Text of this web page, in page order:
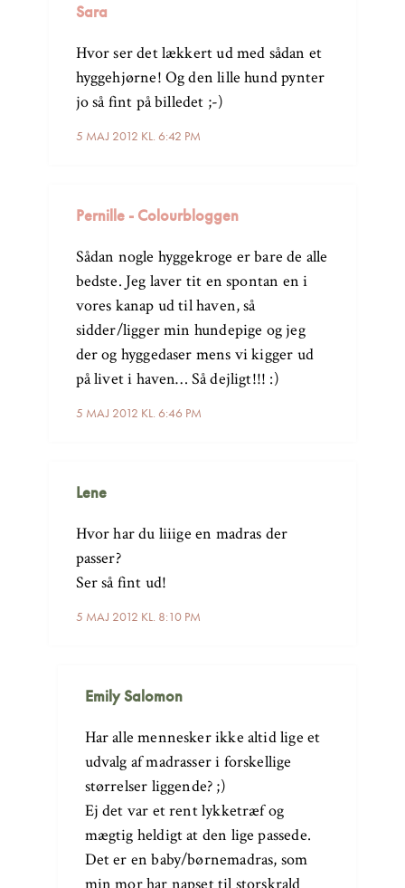
Sara
5 MAJ 2012 KL. 6:42 PM
Hvor ser det lækkert ud med sådan et
hyggehjørne! Og den lille hund pynter
jo så fint på billedet ;-)
Pernille - Colourbloggen
5 MAJ 2012 KL. 6:46 PM
Sådan nogle hyggekroge er bare de alle
bedste. Jeg laver tit en spontan en i
vores kanap ud til haven, så
sidder/ligger min hundepige og jeg
der og hyggedaser mens vi kigger ud
på livet i haven… Så dejligt!!! :)
Lene
5 MAJ 2012 KL. 8:10 PM
Hvor har du liiige en madras der
passer?
Ser så fint ud!
Emily Salomon
Har alle mennesker ikke altid lige et
udvalg af madrasser i forskellige
størrelser liggende? ;)
Ej det var et rent lykketræf og
mægtig heldigt at den lige passede.
Det er en baby/børnemadras, som